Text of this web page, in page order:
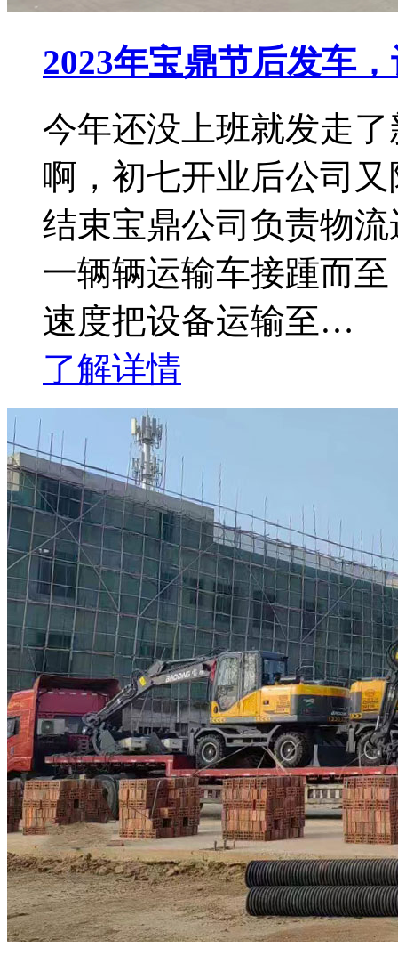
2023年宝鼎节后发车
今年还没上班就发走
啊，初七开业后公司
结束宝鼎公司负责物
一辆辆运输车接踵而
速度把设备运输至…
了解详情